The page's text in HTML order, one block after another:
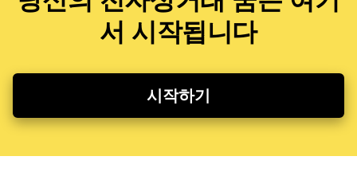
서 시작됩니다
시작하기